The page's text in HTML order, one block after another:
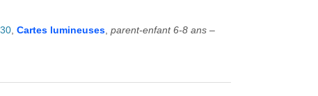
Cartes lumineuses parent-enfant 6-8 ans –